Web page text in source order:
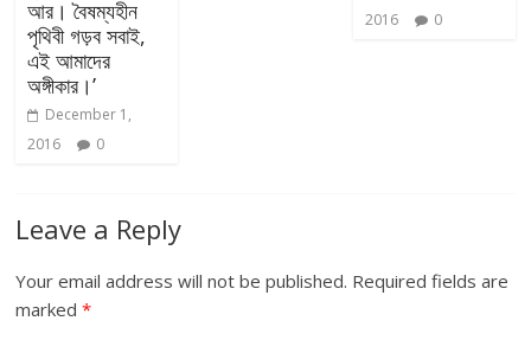
আর। বৈষম্যহীন
পৃথিবী গড়ব সবাই,
এই আমাদের
অঙ্গীকার।’
December 1,
2016
0
2016
0
Leave a Reply
Your email address will not be published. Required fields are
marked*